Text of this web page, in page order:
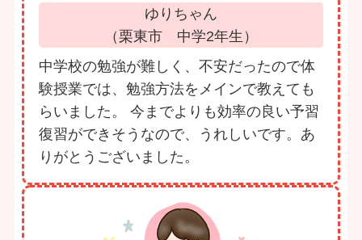
ゆりちゃん
（栗東市 中学2年生）
中学校の勉強が難しく、不安だったので体
験授業では、勉強方法をメインで教えても
らいました。 今までよりも効率の良い予習
復習ができそうなので、うれしいです。あ
りがとうございました。